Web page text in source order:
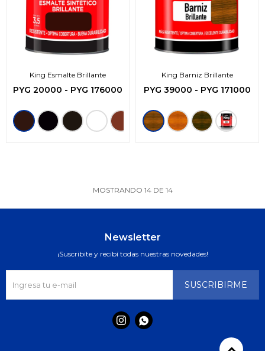
King Esmalte Brillante
PYG 20000 - PYG 176000
King Barniz Brillante
PYG 39000 - PYG 171000
MOSTRANDO 14DE 14
Newsletter
¡Suscribite y recibí todas nuestras novedades!
SUSCRIBIRME
 